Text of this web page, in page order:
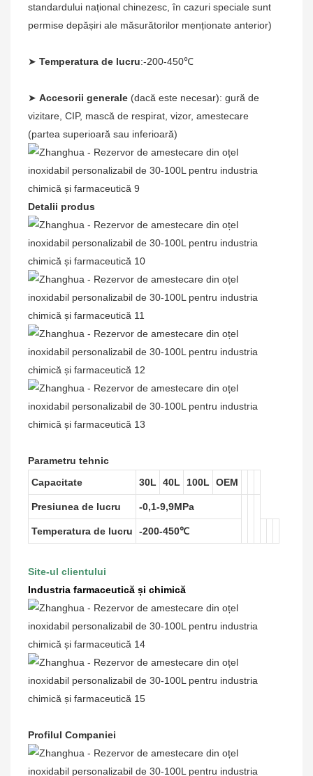
standardului național chinezesc, în cazuri speciale sunt
permise depășiri ale măsurătorilor menționate anterior)
➤ Temperatura de lucru:-200-450℃
➤ Accesorii generale (dacă este necesar): gură de
vizitare, CIP, mască de respirat, vizor, amestecare
(partea superioară sau inferioară)
Detalii produs
Parametru tehnic
Capacitate
30L 40L 100L OEM
Presiunea de lucru -0,1-9,9MPa
Temperatura de lucru -200-450℃
Site-ul clientului
Industria farmaceutică și chimică
Profilul Companiei